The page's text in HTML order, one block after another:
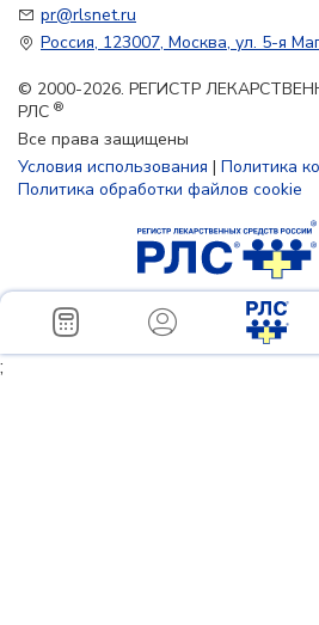
pr@rlsnet.ru
Россия, 123007, Москва, ул. 5-я
© 2000-2026. РЕГИСТР
РЛС ®
Все права защищены
Условия использования | Политика
Политика обработки файлов cookie
;